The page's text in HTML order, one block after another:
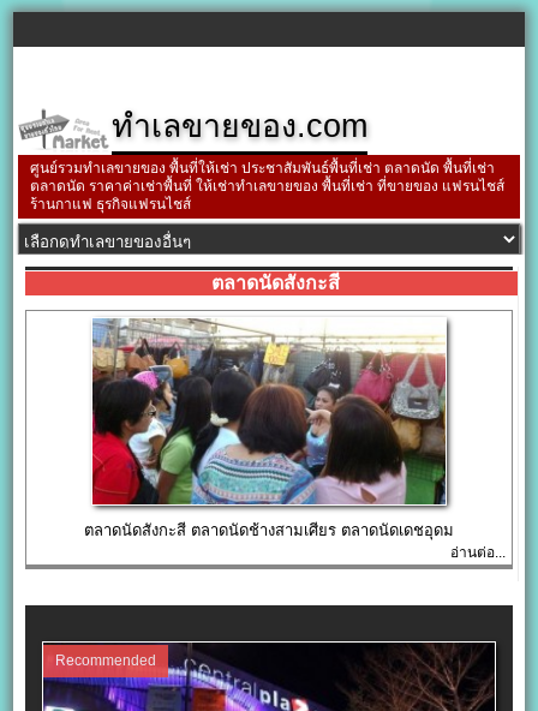
ทำเลขายของ.com
ศูนย์รวมทำเลขายของ พื้นที่ให้เช่า ประชาสัมพันธ์พื้นที่เช่า ตลาดนัด พื้นที่เช่า
ตลาดนัด ราคาค่าเช่าพื้นที่ ให้เช่าทำเลขายของ พื้นที่เช่า ที่ขายของ แฟรนไชส์
ร้านกาแฟ ธุรกิจแฟรนไชส์
ตลาดนัดสังกะสี
ตลาดนัดสังกะสี ตลาดนัดช้างสามเศียร ตลาดนัดเดชอุดม
อ่านต่อ...
Recommended